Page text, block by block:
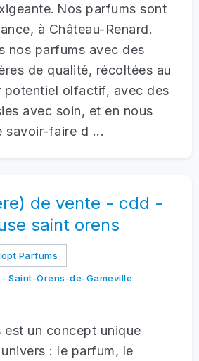
Nos parfums sont
à Château-Renard.
nos parfums avec des
de qualité, récoltées au
potentiel olfactif, avec des
avec soin, et en nous
savoir-faire d ...
de vente - cdd -
saint orens
Parfums
Saint-Orens-de-Gameville
un concept unique
: le parfum, le